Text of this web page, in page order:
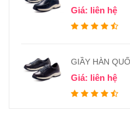
Giá: liên hệ
GIẦY HÀN
Giá: liên hệ